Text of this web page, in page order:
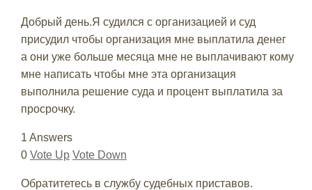
Добрый день.Я судился с организацией и суд
присудил чтобы организация мне выплатила денег
а они уже больше месяца мне не выплачивают кому
мне написать чтобы мне эта организация
выполнила решение суда и процент выплатила за
просрочку.
1 Answers
0 Vote Up Vote Down
Обратитетесь в службу судебных приставов.